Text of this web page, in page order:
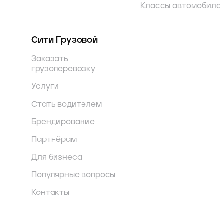
Классы
Сити Грузовой
Заказать
грузоперевозку
Услуги
Стать водителем
Брендирование
Партнёрам
Для бизнеса
Популярные вопросы
Контакты